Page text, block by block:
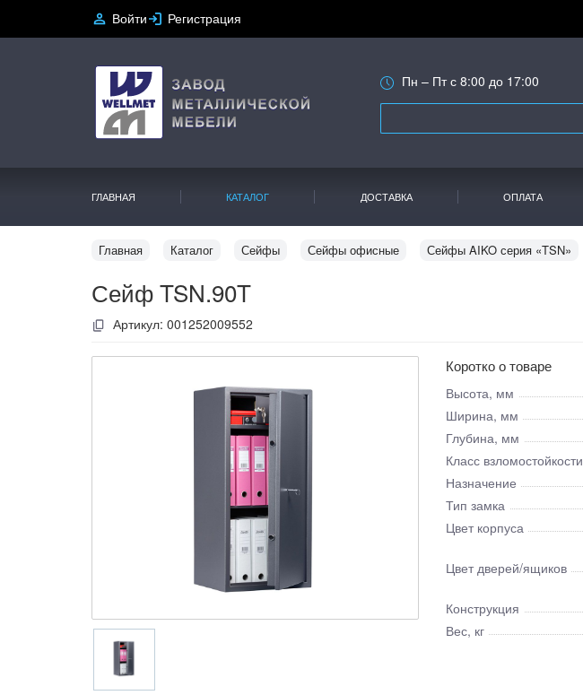
Войти Регистрация
Пн – Пт с 8:00 до 17:00
ГЛАВНАЯ КАТАЛОГ ДОСТАВКА ОПЛАТА
Главная Каталог Сейфы Сейфы офисные Сейфы AIKO серия «TSN»
Сейф TSN.90T
Артикул: 001252009552
Коротко о товаре
Высота, мм
Ширина, мм
Глубина, мм
Класс взломостойкости
Назначение
Тип замка
Цвет корпуса
Цвет дверей/ящиков
Конструкция
Вес, кг